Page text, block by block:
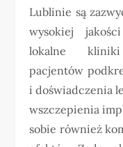
Lublinie są
wysokiej
lokalne
pacjentów
i doświadczenia
wszczepienia
sobie również